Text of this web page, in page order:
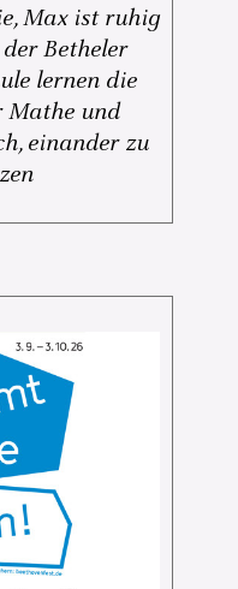
Max ist ruhig
Betheler
lernen die
Mathe und
einander zu